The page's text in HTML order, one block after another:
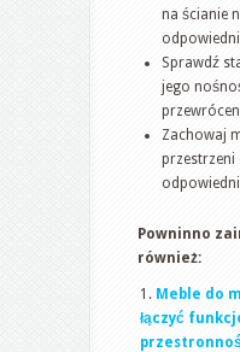
na ścianie
Sprawdź
jego
Zachowaj
przestrzeni
Powninno
również:
Meble do
łączyć